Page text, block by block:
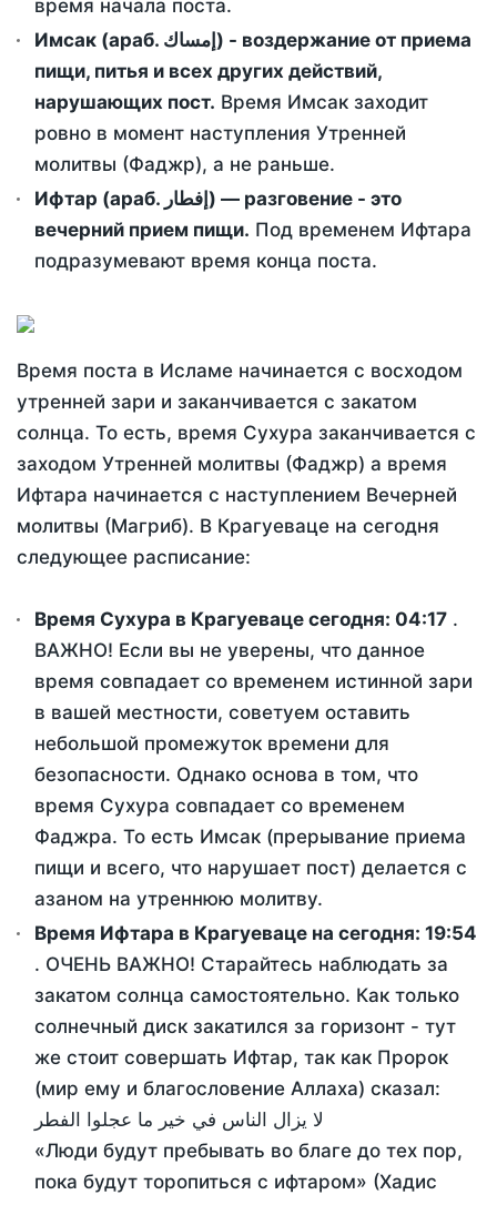
время начала поста.
Имсак (араб. إمساك) - воздержание от приема
пищи, питья и всех других действий,
нарушающих пост. Время Имсак заходит
ровно в момент наступления Утренней
молитвы (Фаджр), а не раньше.
Ифтар (араб. إفطار) — разговение - это
вечерний прием пищи. Под временем Ифтара
подразумевают время конца поста.
Время поста в Исламе начинается с восходом
утренней зари и заканчивается с закатом
солнца. То есть, время Сухура заканчивается с
заходом Утренней молитвы (Фаджр) а время
Ифтара начинается с наступлением Вечерней
молитвы (Магриб). В Крагуеваце на сегодня
следующее расписание:
Время Сухура в Крагуеваце сегодня: 04:17 .
ВАЖНО! Если вы не уверены, что данное
время совпадает со временем истинной зари
в вашей местности, советуем оставить
небольшой промежуток времени для
безопасности. Однако основа в том, что
время Сухура совпадает со временем
Фаджра. То есть Имсак (прерывание приема
пищи и всего, что нарушает пост) делается с
азаном на утреннюю молитву.
Время Ифтара в Крагуеваце на сегодня: 19:54
. ОЧЕНЬ ВАЖНО! Старайтесь наблюдать за
закатом солнца самостоятельно. Как только
солнечный диск закатился за горизонт - тут
же стоит совершать Ифтар, так как Пророк
(мир ему и благословение Аллаха) сказал:
لا يزال الناس في خير ما عجلوا الفطر
«Люди будут пребывать во благе до тех пор,
пока будут торопиться с ифтаром» (Хадис